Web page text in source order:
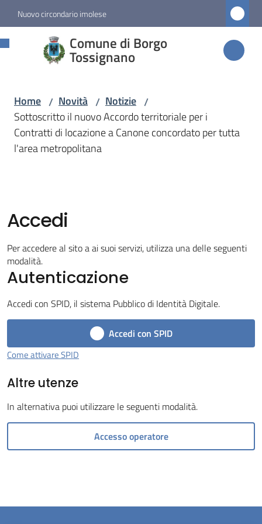
Vai al contenuto
Vai alla navigazione
Vai al footer
Nuovo circondario imolese
Comune di Borgo
Tossignano
Comune di
Borgo
Amministrazione
Vivere
Borgo
Tossignano
Servizi
line
Prenotazioni
Tutti
Home / Novità / Notizie /
Sottoscritto il nuovo Accordo territoriale per i
Contratti di locazione a Canone concordato per tutta
l'area metropolitana
Accedi
Per accedere al sito a ai suoi servizi, utilizza una delle seguenti
modalità.
Autenticazione
Accedi con SPID, il sistema Pubblico di Identità Digitale.
Accedi con SPID
Come attivare SPID
Altre utenze
In alternativa puoi utilizzare le seguenti modalità.
Accesso operatore